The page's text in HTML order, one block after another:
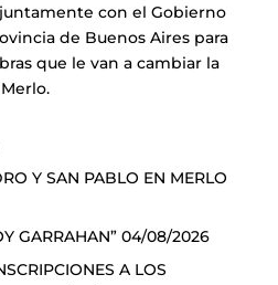
con el Gobierno
de Buenos Aires para
que le van a cambiar la
Y SAN PABLO EN MERLO
GARRAHAN” 04/08/2026
A LOS